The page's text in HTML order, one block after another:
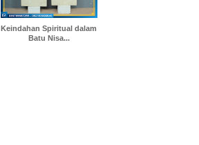
Keindahan Spiritual dalam
Batu Nisa...